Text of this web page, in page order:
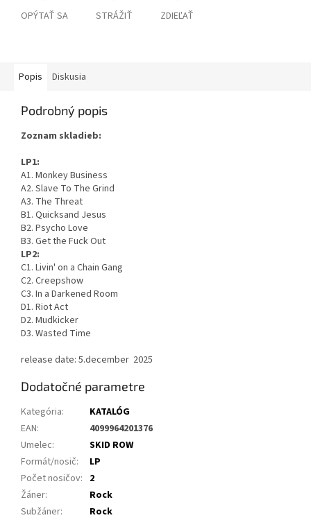
OPÝTAŤ SA STRÁŽIŤ ZDIEĽAŤ
Popis Diskusia
Podrobný popis
Zoznam skladieb:
LP1:
A1. Monkey Business
A2. Slave To The Grind
A3. The Threat
B1. Quicksand Jesus
B2. Psycho Love
B3. Get the Fuck Out
LP2:
C1. Livin' on a Chain Gang
C2. Creepshow
C3. In a Darkened Room
D1. Riot Act
D2. Mudkicker
D3. Wasted Time
release date: 5.december 2025
Dodatočné parametre
Kategória:
KATALÓG
EAN:
4099964201376
Umelec:
SKID ROW
Formát/nosič:
LP
Počet nosičov: 2
Žáner:
Rock
Subžáner: Rock